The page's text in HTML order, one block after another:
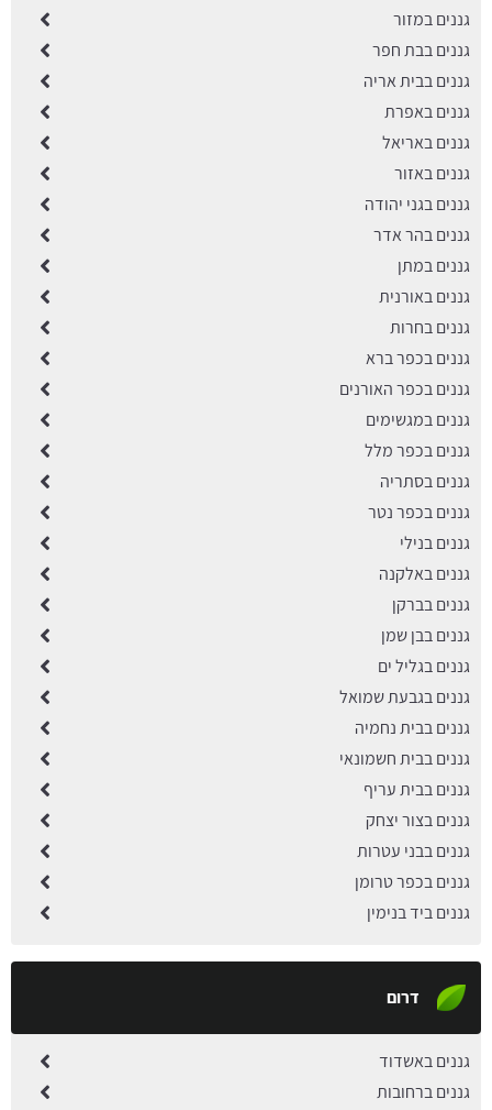
גננים במזור
גננים בבת חפר
גננים בבית אריה
גננים באפרת
גננים באריאל
גננים באזור
גננים בגני יהודה
גננים בהר אדר
גננים במתן
גננים באורנית
גננים בחרות
גננים בכפר ברא
גננים בכפר האורנים
גננים במגשימים
גננים בכפר מלל
גננים בסתריה
גננים בכפר נטר
גננים בנילי
גננים באלקנה
גננים בברקן
גננים בבן שמן
גננים בגליל ים
גננים בגבעת שמואל
גננים בבית נחמיה
גננים בבית חשמונאי
גננים בבית עריף
גננים בצור יצחק
גננים בבני עטרות
גננים בכפר טרומן
גננים ביד בנימין
דרום
גננים באשדוד
גננים ברחובות